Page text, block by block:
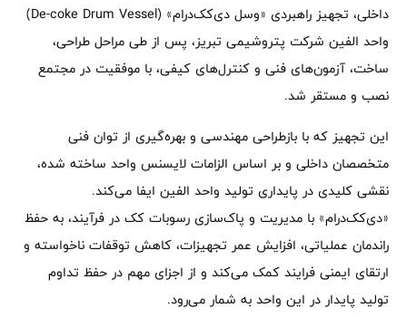
داخلی، تجهیز راهبردی «وسل دی‌کک‌درام» (De-coke Drum Vessel)
واحد الفین شرکت پتروشیمی تبریز، پس از طی مراحل طراحی،
ساخت، آزمون‌های فنی و کنترل‌های کیفی، با موفقیت در مجتمع
نصب و مستقر شد.
این تجهیز که با بازطراحی مهندسی و بهره‌گیری از توان فنی
متخصصان داخلی و بر اساس الزامات لایسنس واحد ساخته شده،
نقشی کلیدی در پایداری تولید واحد الفین ایفا می‌کند.
«دی‌کک‌درام» با مدیریت و پاک‌سازی رسوبات کک در فرآیند، به حفظ
راندمان عملیاتی، افزایش عمر تجهیزات، کاهش توقفات ناخواسته و
ارتقای ایمنی فرایند کمک می‌کند و از اجزای مهم در حفظ تداوم
تولید پایدار در این واحد به شمار می‌رود.